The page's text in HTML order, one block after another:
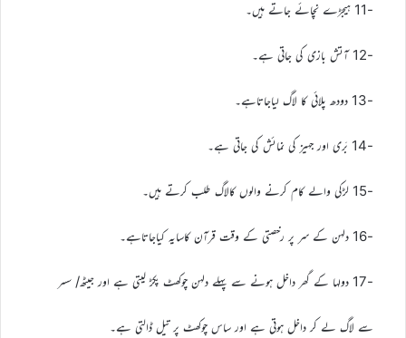
-11 ہیجڑے نچائے جاتے ہیں۔
-12 آتش بازی کی جاتی ہے۔
-13 دودھ پلائی کا لاگ لیاجاتاہے۔
-14 بَری اور جہیز کی نمائش کی جاتی ہے۔
-15 لڑکی والے کام کرنے والوں کالاگ طلب کرتے ہیں۔
-16 دلہن کے سر پر رخصتی کے وقت قرآن کاسایہ کیاجاتاہے۔
-17 دولہا کے گھر داخل ہونے سے پہلے دلہن چوکھٹ پکڑ لیتی ہے اور جیٹھ/ سسر
سے لاگ لے کر داخل ہوتی ہے اور ساس چوکھٹ پر تیل ڈالتی ہے۔